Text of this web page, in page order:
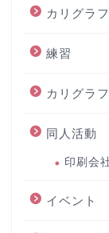
カリグラ
練習
カリグラ
同人活動
印刷会
イベント